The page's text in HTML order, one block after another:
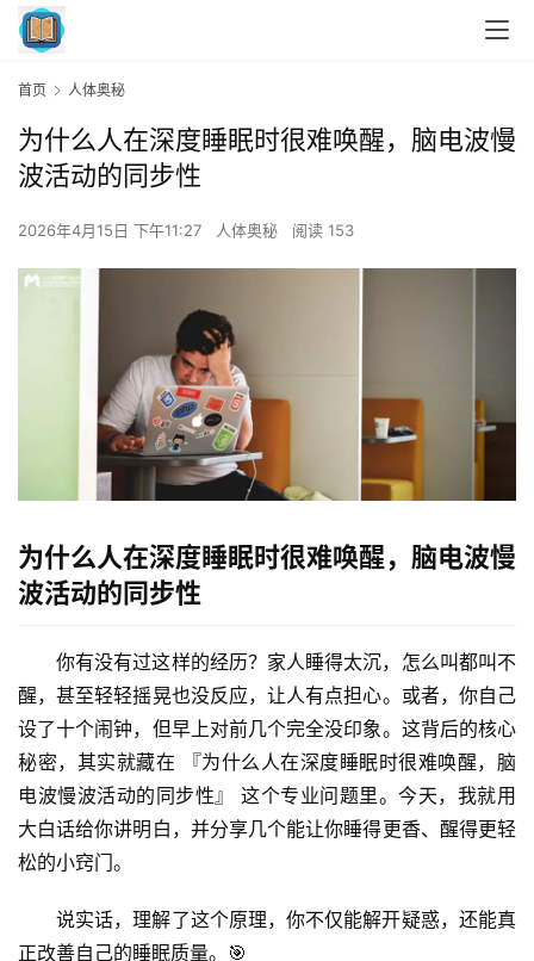
首页 人体奥秘
为什么人在深度睡眠时很难唤醒，脑电波慢
波活动的同步性
2026年4月15日 下午11:27 人体奥秘 阅读 153
为什么人在深度睡眠时很难唤醒，脑电波慢
波活动的同步性
你有没有过这样的经历？家人睡得太沉，怎么叫都叫不
醒，甚至轻轻摇晃也没反应，让人有点担心。或者，你自己
设了十个闹钟，但早上对前几个完全没印象。这背后的核心
秘密，其实就藏在
『为什么人在深度睡眠时很难唤醒，脑
电波慢波活动的同步性』
这个专业问题里。今天，我就用
大白话给你讲明白，并分享几个能让你睡得更香、醒得更轻
松的小窍门。
说实话，理解了这个原理，你不仅能解开疑惑，还能真
正改善自己的睡眠质量。🎯